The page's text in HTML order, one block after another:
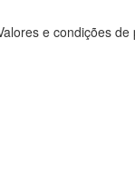
e condições